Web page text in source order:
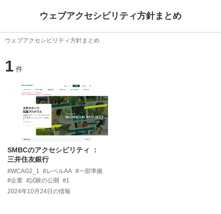
ウェブアクセシビリティ方針まとめ
ウェブアクセシビリティ方針まとめ
1 件
SMBCのアクセシビリティ ：
三井住友銀行
#WCAG2_1 #レベルAA #一部準拠
#企業 #試験の公開 #1
2024年10月24日の情報